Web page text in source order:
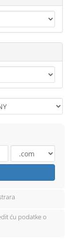
ću podatke o